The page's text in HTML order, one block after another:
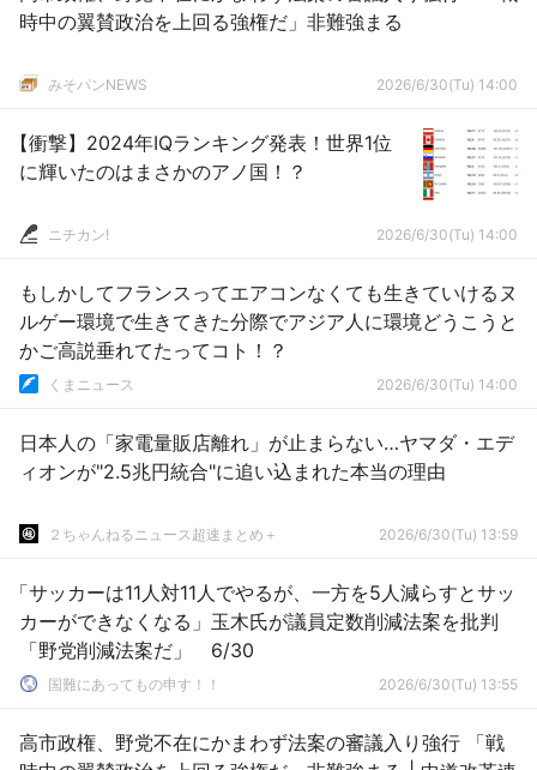
時中の翼賛政治を上回る強権だ」非難強まる
みそパンNEWS 2026/6/30(Tu) 14:00
【衝撃】2024年IQランキング発表！世界1位
に輝いたのはまさかのアノ国！？
ニチカン! 2026/6/30(Tu) 14:00
もしかしてフランスってエアコンなくても生きていけるヌ
ルゲー環境で生きてきた分際でアジア人に環境どうこうと
かご高説垂れてたってコト！？
くまニュース 2026/6/30(Tu) 14:00
日本人の「家電量販店離れ」が止まらない…ヤマダ・エデ
ィオンが"2.5兆円統合"に追い込まれた本当の理由
２ちゃんねるニュース超速まとめ＋ 2026/6/30(Tu) 13:59
「サッカーは11人対11人でやるが、一方を5人減らすとサッ
カーができなくなる」玉木氏が議員定数削減法案を批判
「野党削減法案だ」 6/30
国難にあってもの申す！！ 2026/6/30(Tu) 13:55
高市政権、野党不在にかまわず法案の審議入り強行 「戦